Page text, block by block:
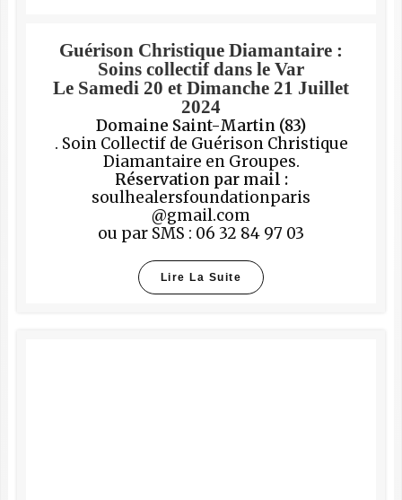
Guérison Christique Diamantaire :
Soins collectif dans le Var
Le Samedi 20 et Dimanche 21 Juillet
2024
Domaine Saint-Martin (83)
. Soin Collectif de Guérison Christique
Diamantaire en Groupes.
Réservation par mail :
soulhealersfoundationparis
@gmail.com
ou par SMS : 06 32 84 97 03
Lire La Suite